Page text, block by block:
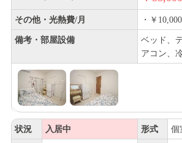
その他・光熱費/月 ・￥10,000
備考・部屋設備
ベッド、
アコン、
状況 入居中 形式 個